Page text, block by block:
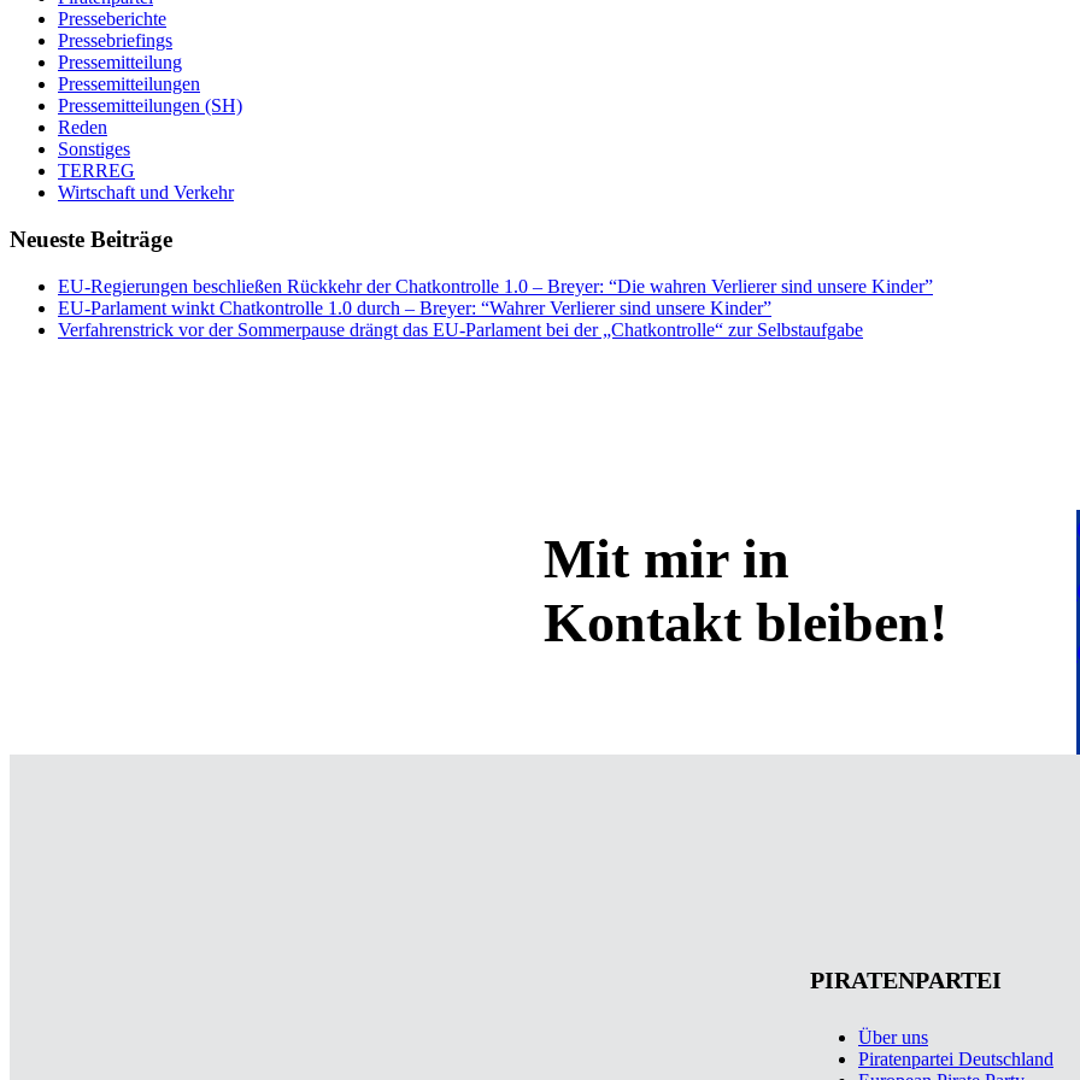
Presseberichte
Pressebriefings
Pressemitteilung
Pressemitteilungen
Pressemitteilungen (SH)
Reden
Sonstiges
TERREG
Wirtschaft und Verkehr
Neueste Beiträge
EU-Regierungen beschließen Rückkehr der Chatkontrolle 1.0 – Breyer: “Die wahren Verlierer sind unsere Kinder”
EU-Parlament winkt Chatkontrolle 1.0 durch – Breyer: “Wahrer Verlierer sind unsere Kinder”
Verfahrenstrick vor der Sommerpause drängt das EU-Parlament bei der „Chatkontrolle“ zur Selbstaufgabe
Mit mir in
Kontakt bleiben!
PIRATENPARTEI
Über uns
Piratenpartei Deutschland